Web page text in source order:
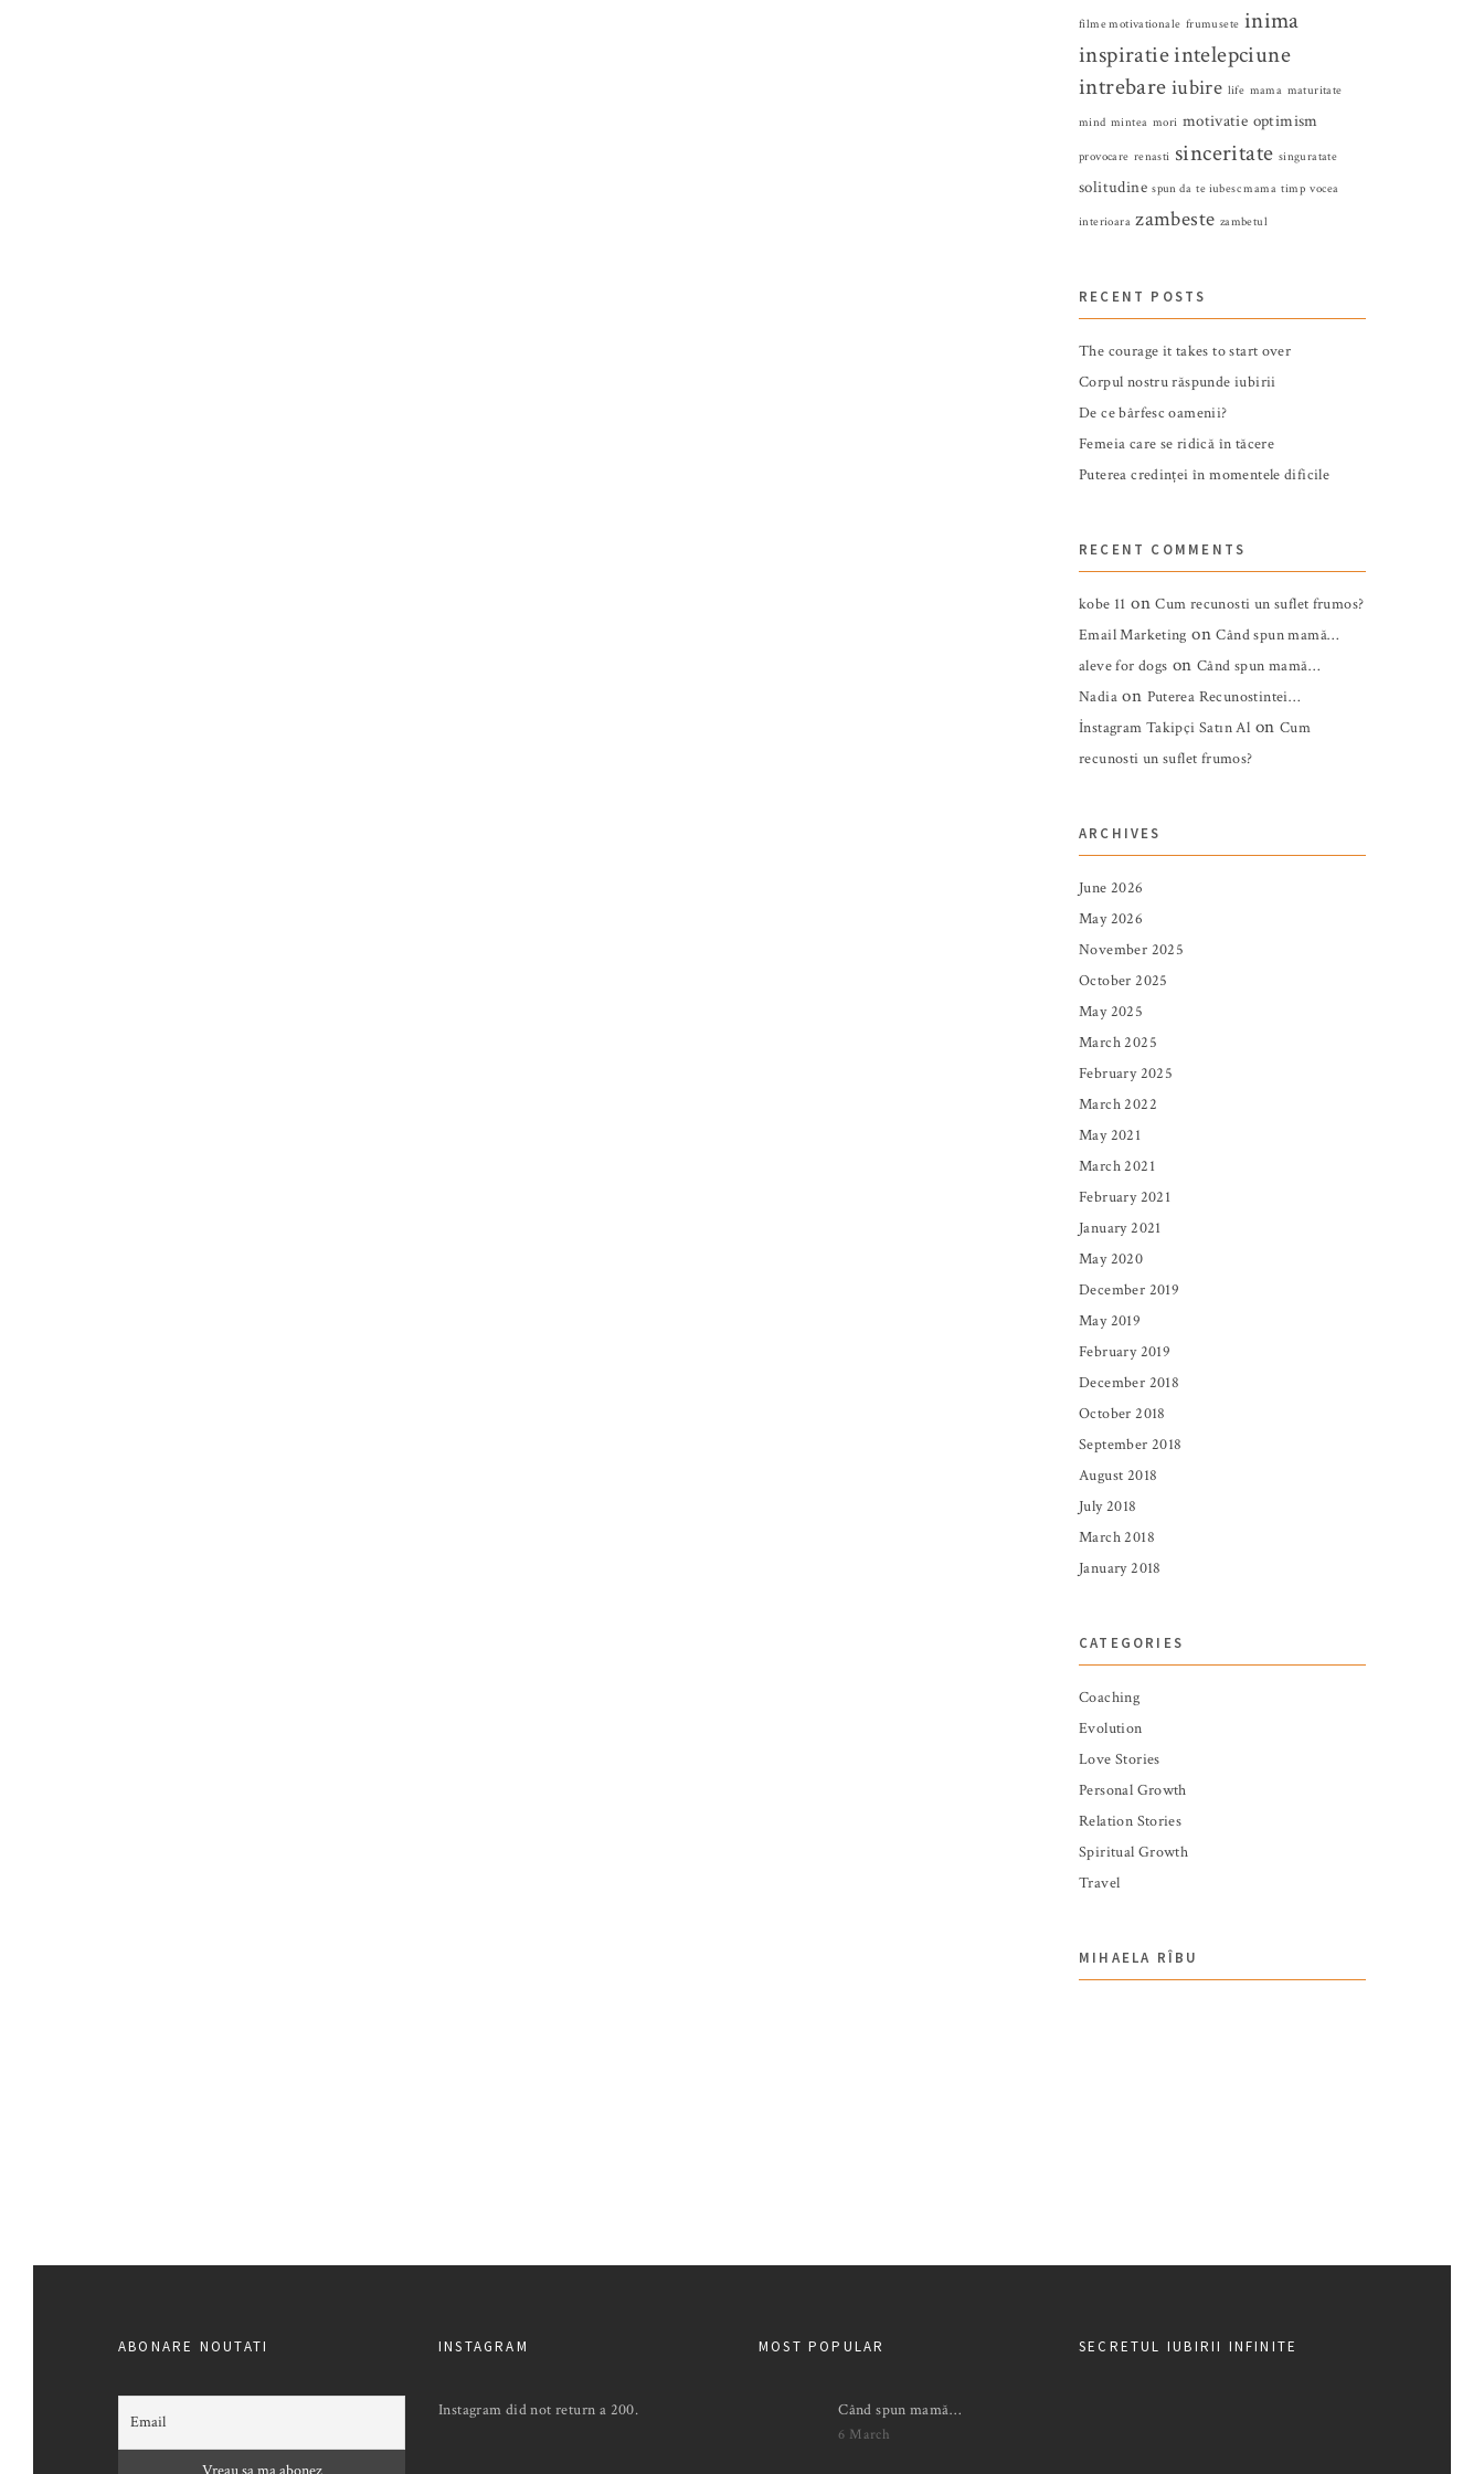
filme motivationale frumusete inima
inspiratieintelepciune
intrebare iubire life mama maturitate
mind mintea mori motivatie optimism
provocare renasti sinceritate singuratate
solitudine spun da te iubesc mama timp vocea
interioara zambeste zambetul
RECENT POSTS
The courage it takes to start over
Corpul nostru răspunde iubirii
De ce bârfesc oamenii?
Femeia care se ridică în tăcere
Puterea credinței în momentele dificile
RECENT COMMENTS
kobe 11 onCum recunosti un suflet frumos?
Email Marketing onCând spun mamă…
aleve for dogs onCând spun mamă…
Nadiaon Puterea Recunostintei…
İnstagram Takipçi Satın Al on Cum
recunosti un suflet frumos?
ARCHIVES
June 2026
May 2026
November 2025
October 2025
May 2025
March 2025
February 2025
March 2022
May 2021
March 2021
February 2021
January 2021
May 2020
December 2019
May 2019
February 2019
December 2018
October 2018
September 2018
August 2018
July 2018
March 2018
January 2018
CATEGORIES
Coaching
Evolution
Love Stories
Personal Growth
Relation Stories
Spiritual Growth
Travel
MIHAELA RÎBU
ABONARE NOUTATI INSTAGRAM
Instagram did not return a 200.
MOST POPULAR
Când spun mamă…
6 March
SECRETUL IUBIRII INFINITE